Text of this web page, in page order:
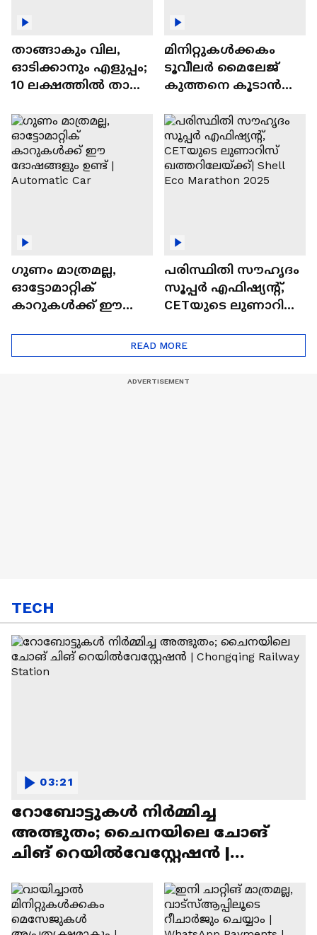
താങ്ങാകും വില,
ഓടിക്കാനും എളുപ്പം;
10 ലക്ഷത്തിൽ താഴെ
ഓട്ടോമാറ്റിക്ക്
എസ്‍യുവികൾ
മിനിറ്റുകൾക്കകം
ടൂവീലർ മൈലേജ്
കുത്തനെ കൂടാൻ
ഗുണം മാത്രമല്ല,
ഓട്ടോമാറ്റിക്
കാറുകൾക്ക് ഈ
പരിസ്ഥിതി സൗഹൃദം
സൂപ്പർ എഫിഷ്യന്റ്,
CETയുടെ ലുണാറിസ്
Eco Marathon 2025
READ MORE
TECH
റോബോട്ടുകൾ നിർമ്മിച്ച
അത്ഭുതം; ചൈനയിലെ ചോങ്
ചിങ് റെയിൽവേസ്റ്റേഷൻ |
03:21